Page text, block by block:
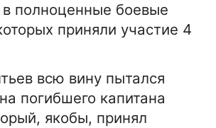
в полноценные боевые
приняли участие 4
всю вину пытался
погибшего капитана
якобы, принял